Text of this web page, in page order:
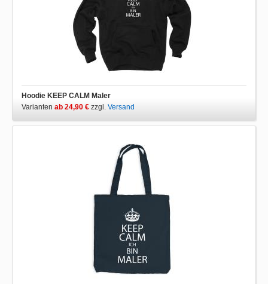
Hoodie KEEP CALM Maler
Varianten ab 24,90 € zzgl. Versand